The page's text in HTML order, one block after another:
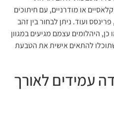
או מודרניים, עם חיתוכים
ועוד. ניתן לבחור בין זהב
כן, היהלומים עצמם מגיעים במגוון
שתוכלו להתאים אישית את הטבעת
עמידים לאורך